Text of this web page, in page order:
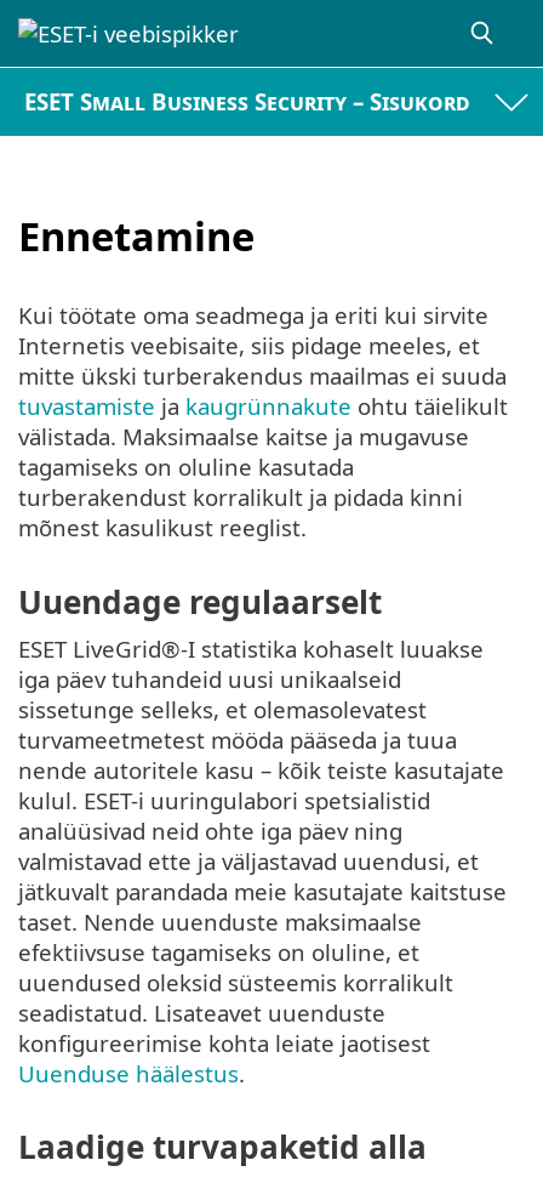
ESET Small Business Security – Sisukord
Ennetamine
Kui töötate oma seadmega ja eriti kui sirvite
Internetis veebisaite, siis pidage meeles, et
mitte ükski turberakendus maailmas ei suuda
tuvastamiste ja kaugrünnakute ohtu täielikult
välistada. Maksimaalse kaitse ja mugavuse
tagamiseks on oluline kasutada
turberakendust korralikult ja pidada kinni
mõnest kasulikust reeglist.
Uuendage regulaarselt
ESET LiveGrid®-I statistika kohaselt luuakse
iga päev tuhandeid uusi unikaalseid
sissetunge selleks, et olemasolevatest
turvameetmetest mööda pääseda ja tuua
nende autoritele kasu – kõik teiste kasutajate
kulul. ESET-i uuringulabori spetsialistid
analüüsivad neid ohte iga päev ning
valmistavad ette ja väljastavad uuendusi, et
jätkuvalt parandada meie kasutajate kaitstuse
taset. Nende uuenduste maksimaalse
efektiivsuse tagamiseks on oluline, et
uuendused oleksid süsteemis korralikult
seadistatud. Lisateavet uuenduste
konfigureerimise kohta leiate jaotisest
Uuenduse häälestus.
Laadige turvapaketid alla